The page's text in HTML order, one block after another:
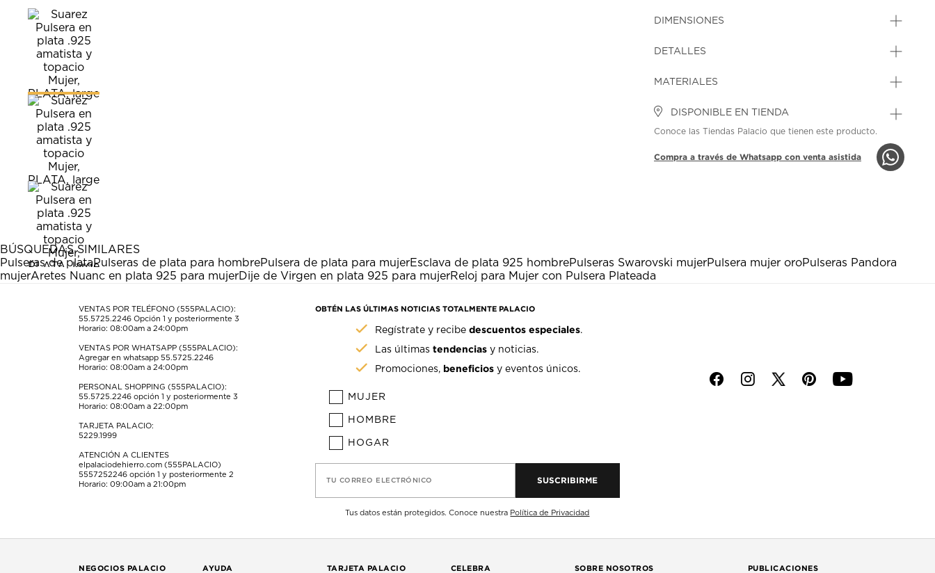
DIMENSIONES
DETALLES
MATERIALES
DISPONIBLE EN TIENDA
Conoce las Tiendas Palacio que tienen este producto.
Compra a través de Whatsapp con venta asistida
BÚSQUEDAS SIMILARES
Pulseras de plataPulseras de plata para hombrePulsera de plata para mujerEsclava de plata 925 hombrePulseras Swarovski mujerPulsera mujer oroPulseras Pandora
mujerAretes Nuanc en plata 925 para mujerDije de Virgen en plata 925 para mujerReloj para Mujer con Pulsera Plateada
VENTAS POR TELÉFONO (555PALACIO):
55.5725.2246 Opción 1 y posteriormente 3
Horario: 08:00am a 24:00pm
VENTAS POR WHATSAPP (555PALACIO):
Agregar en whatsapp 55.5725.2246
Horario: 08:00am a 24:00pm
PERSONAL SHOPPING (555PALACIO):
55.5725.2246 opción 1 y posteriormente 3
Horario: 08:00am a 22:00pm
TARJETA PALACIO:
5229.1999
ATENCIÓN A CLIENTES
elpalaciodehierro.com (555PALACIO)
5557252246 opción 1 y posteriormente 2
Horario: 09:00am a 21:00pm
OBTÉN LAS ÚLTIMAS NOTICIAS TOTALMENTE PALACIO
Regístrate y recibedescuentos especiales.
Las últimastendencias y noticias.
Promociones, beneficios y eventos únicos.
MUJER
HOMBRE
HOGAR
TU CORREO ELECTRÓNICO SUSCRIBIRME
Tus datos están protegidos. Conoce nuestra Política de Privacidad
f i p y
NEGOCIOS PALACIO AYUDA TARJETA PALACIO CELEBRA SOBRE NOSOTROS PUBLICACIONES